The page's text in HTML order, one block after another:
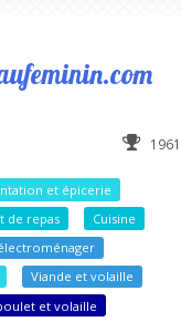
1961
et épicerie
de repas
Cuisine
Viande et volaille
et volaille